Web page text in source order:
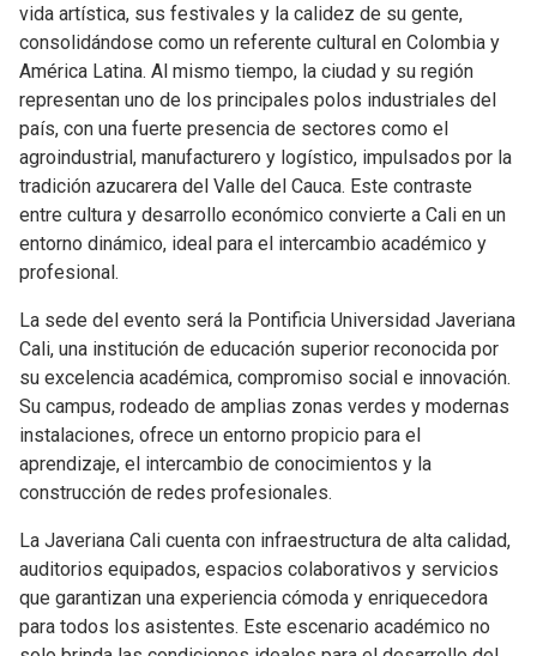
vida artística, sus festivales y la calidez de su gente,
consolidándose como un referente cultural en Colombia y
América Latina. Al mismo tiempo, la ciudad y su región
representan uno de los principales polos industriales del
país, con una fuerte presencia de sectores como el
agroindustrial, manufacturero y logístico, impulsados por la
tradición azucarera del Valle del Cauca. Este contraste
entre cultura y desarrollo económico convierte a Cali en un
entorno dinámico, ideal para el intercambio académico y
profesional.
La sede del evento será la Pontificia Universidad Javeriana
Cali, una institución de educación superior reconocida por
su excelencia académica, compromiso social e innovación.
Su campus, rodeado de amplias zonas verdes y modernas
instalaciones, ofrece un entorno propicio para el
aprendizaje, el intercambio de conocimientos y la
construcción de redes profesionales.
La Javeriana Cali cuenta con infraestructura de alta calidad,
auditorios equipados, espacios colaborativos y servicios
que garantizan una experiencia cómoda y enriquecedora
para todos los asistentes. Este escenario académico no